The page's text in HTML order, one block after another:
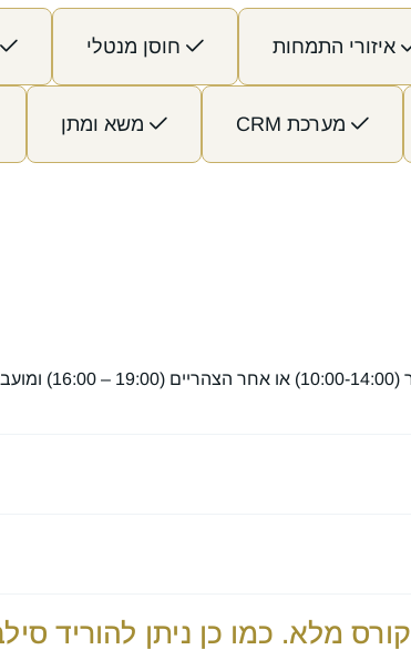
איזורי התמחות חוסן מנטלי
מערכת CRM משא ומתן
הקורס מתפרש על
מלא. כמו כן ניתן להוריד